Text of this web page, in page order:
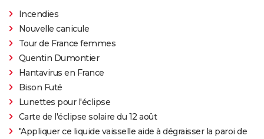
Incendies
Nouvelle canicule
Tour de France femmes
Quentin Dumontier
Hantavirus en France
Bison Futé
Lunettes pour l'éclipse
Carte de l'éclipse solaire du 12 août
"Appliquer ce liquide vaisselle aide à dégraisser la paroi de